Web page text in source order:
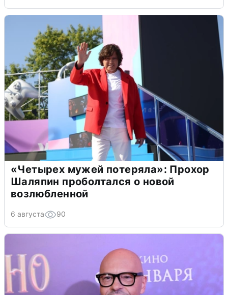
«Четырех мужей потеряла»: Прохор
Шаляпин проболтался о новой
возлюбленной
6 августа 90